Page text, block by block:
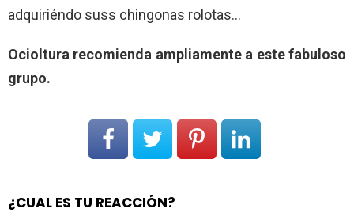
adquiriéndo suss chingonas rolotas…
Ocioltura recomienda ampliamente a este fabuloso
grupo.
¿CUAL ES TU REACCIÓN?